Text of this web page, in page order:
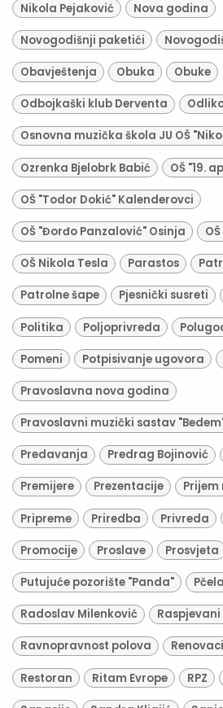
Nikola Pejaković Nova godina
Novogodišnji paketići
Obavještenja Obuka Obuke
Odbojkaški klub Derventa
Osnovna muzička škola JU OŠ
Ozrenka Bjelobrk Babić OŠ "19.
OŠ "Todor Dokić" Kalenderovci
OŠ "Đorđo Panzalović" Osinja
OŠ Nikola Tesla Parastos
Patrolne šape Pjesnički susreti
Politika Poljoprivreda
Pomeni Potpisivanje ugovora
Pravoslavna nova godina
Pravoslavni muzički sastav
Predavanja Predrag Bojinović
Premijere Prezentacije
Pripreme Priredba Privreda
Promocije Proslave Prosvjeta
Putujuće pozorište "Panda"
Radoslav Milenković
Ravnopravnost polova
Restoran Ritam Evrope RPZ